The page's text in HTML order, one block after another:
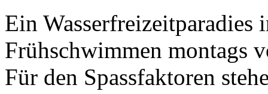
Ein Wasserfreizeitparadies
Frühschwimmen montags
Für den Spassfaktoren